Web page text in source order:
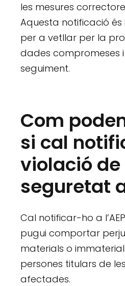
les mesures
Aquesta notificació
per a vetllar per la
dades compromeses
seguiment.
Com
si cal
violació de
seguretat a
Cal notificar-ho a
pugui comportar
materials o
persones titulars de
afectades.